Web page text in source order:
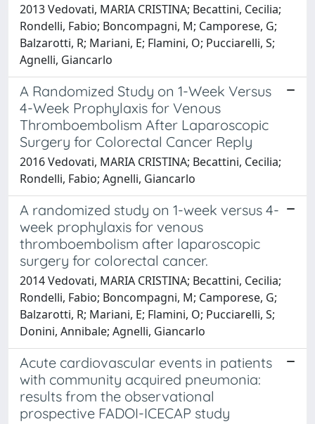
2013 Vedovati, MARIA CRISTINA; Becattini, Cecilia;
Rondelli, Fabio; Boncompagni, M; Camporese, G;
Balzarotti, R; Mariani, E; Flamini, O; Pucciarelli, S;
Agnelli, Giancarlo
A Randomized Study on 1-Week Versus
4-Week Prophylaxis for Venous
Thromboembolism After Laparoscopic
Surgery for Colorectal Cancer Reply
2016 Vedovati, MARIA CRISTINA; Becattini, Cecilia;
Rondelli, Fabio; Agnelli, Giancarlo
A randomized study on 1-week versus 4-
week prophylaxis for venous
thromboembolism after laparoscopic
surgery for colorectal cancer.
2014 Vedovati, MARIA CRISTINA; Becattini, Cecilia;
Rondelli, Fabio; Boncompagni, M; Camporese, G;
Balzarotti, R; Mariani, E; Flamini, O; Pucciarelli, S;
Donini, Annibale; Agnelli, Giancarlo
Acute cardiovascular events in patients
with community acquired pneumonia:
results from the observational
prospective FADOI-ICECAP study